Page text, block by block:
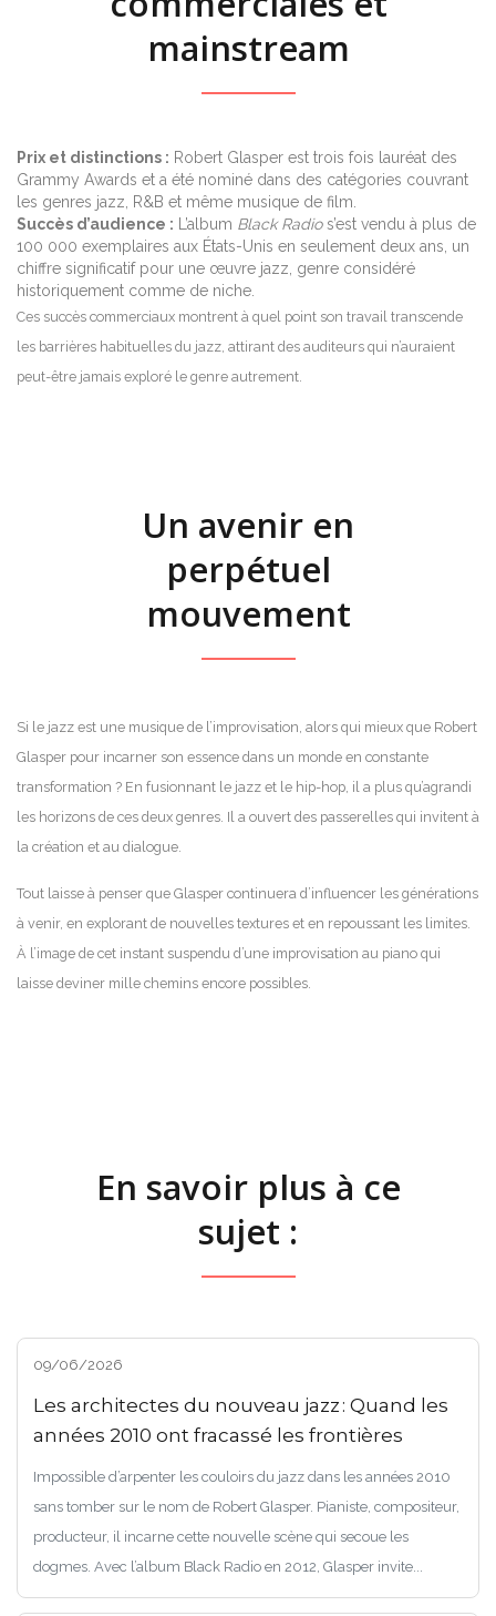
mainstream
Prix et distinctions : Robert Glasper est trois fois lauréat des
Grammy Awards et a été nominé dans des catégories couvrant
les genres jazz, R&B et même musique de film.
Succès d’audience : L’album Black Radios’est vendu à plus de
100 000 exemplaires aux États-Unis en seulement deux ans, un
chiffre significatif pour une œuvre jazz, genre considéré
historiquement comme de niche.
Ces succès commerciaux montrent à quel point son travail transcende
les barrières habituelles du jazz, attirant des auditeurs qui n’auraient
peut-être jamais exploré le genre autrement.
Un avenir en
perpétuel
mouvement
Si le jazz est une musique de l’improvisation, alors qui mieux que Robert
Glasper pour incarner son essence dans un monde en constante
transformation ? En fusionnant le jazz et le hip-hop, il a plus qu’agrandi
les horizons de ces deux genres. Il a ouvert des passerelles qui invitent à
la création et au dialogue.
Tout laisse à penser que Glasper continuera d’influencer les générations
à venir, en explorant de nouvelles textures et en repoussant les limites.
À l’image de cet instant suspendu d’une improvisation au piano qui
laisse deviner mille chemins encore possibles.
En savoir plus à ce
sujet :
09/06/2026
Les architectes du nouveau jazz : Quand les
années 2010 ont fracassé les frontières
Impossible d’arpenter les couloirs du jazz dans les années 2010
sans tomber sur le nom de Robert Glasper. Pianiste, compositeur,
producteur, il incarne cette nouvelle scène qui secoue les
dogmes. Avec l’album Black Radio en 2012, Glasper invite...